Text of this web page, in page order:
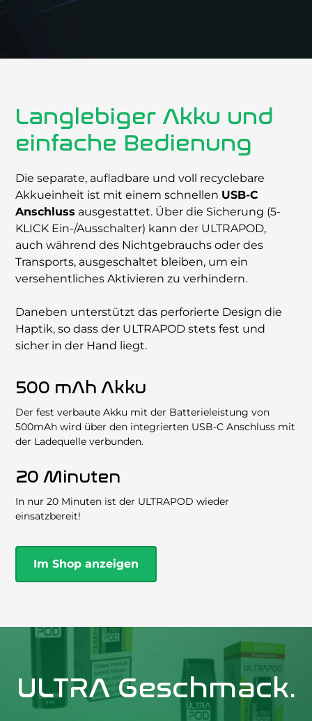
Langlebiger Akku und
einfache Bedienung
Die separate, auﬂadbare und voll recyclebare
Akkueinheit ist mit einem schnellen USB-C
Anschluss ausgestattet. Über die Sicherung (5-
KLICK Ein-/Ausschalter) kann der ULTRAPOD,
auch während des Nichtgebrauchs oder des
Transports, ausgeschaltet bleiben, um ein
versehentliches Aktivieren zu verhindern.
Daneben unterstützt das perforierte Design die
Haptik, so dass der ULTRAPOD stets fest und
sicher in der Hand liegt.
500 mAh Akku
Der fest verbaute Akku mit der Batterieleistung von
500mAh wird über den integrierten USB-C Anschluss mit
der Ladequelle verbunden.
20 Minuten
In nur 20 Minuten ist der ULTRAPOD wieder
einsatzbereit!
Im Shop anzeigen
ULTRA Geschmack.